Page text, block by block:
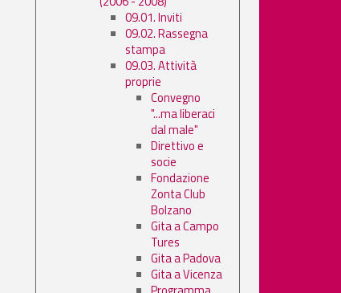
09.01. Inviti
09.02. Rassegna
stampa
09.03. Attività
proprie
Convegno
"...ma liberaci
dal male"
Direttivo e
socie
Fondazione
Zonta Club
Bolzano
Gita a Campo
Tures
Gita a Padova
Gita a Vicenza